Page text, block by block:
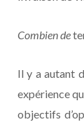
Combien de
Il y a autant
expérience
objectifs